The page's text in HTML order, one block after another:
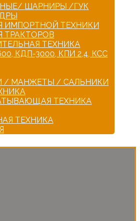
ШАРНИРЫ /ГУК
ИМПОРТНОЙ ТЕХНИКИ
ТРАКТОРОВ
ТЕХНИКА
КДП-3000, КПИ 2,4, КСС
/ МАНЖЕТЫ / САЛЬНИКИ
ТЕХНИКА
ТЕХНИКА